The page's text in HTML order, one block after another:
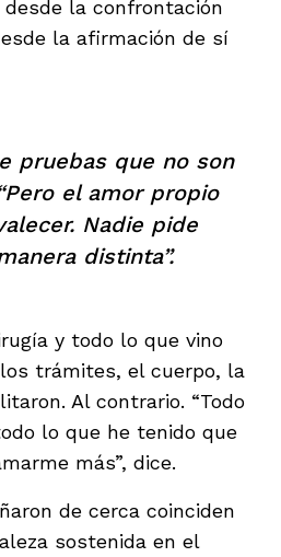
la confrontación
la afirmación de sí
pruebas que no son
el amor propio
Nadie pide
distinta”.
y todo lo que vino
trámites, el cuerpo, la
Al contrario. “Todo
lo que he tenido que
más”, dice.
de cerca coinciden
sostenida en el